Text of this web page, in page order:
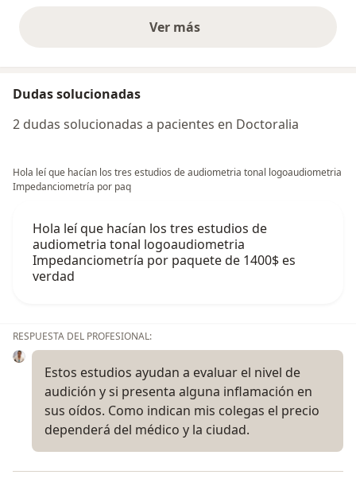
Ver másopiniones anteriores
Dudas solucionadas
2 dudas solucionadas a pacientes en Doctoralia
Hola leí que hacían los tres estudios de audiometria tonal logoaudiometria
Impedanciometría por paq
Hola leí que hacían los tres estudios de
audiometria tonal logoaudiometria
Impedanciometría por paquete de 1400$ es
verdad
RESPUESTA DEL PROFESIONAL:
Estos estudios ayudan a evaluar el nivel de
audición y si presenta alguna inflamación en
sus oídos. Como indican mis colegas el precio
dependerá del médico y la ciudad.